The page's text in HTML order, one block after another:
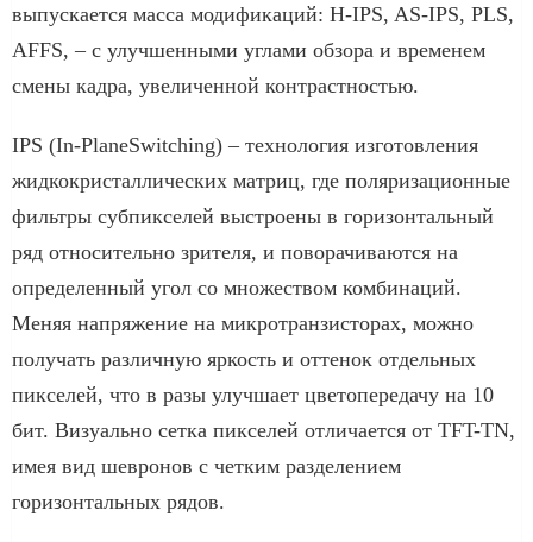
выпускается масса модификаций: Н-IPS, AS-IPS, PLS,
AFFS, – с улучшенными углами обзора и временем
смены кадра, увеличенной контрастностью.
IPS (In-PlaneSwitching) – технология изготовления
жидкокристаллических матриц, где поляризационные
фильтры субпикселей выстроены в горизонтальный
ряд относительно зрителя, и поворачиваются на
определенный угол со множеством комбинаций.
Меняя напряжение на микротранзисторах, можно
получать различную яркость и оттенок отдельных
пикселей, что в разы улучшает цветопередачу на 10
бит. Визуально сетка пикселей отличается от TFT-TN,
имея вид шевронов с четким разделением
горизонтальных рядов.